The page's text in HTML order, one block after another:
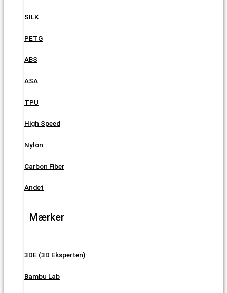
SILK
PETG
ABS
ASA
TPU
High Speed
Nylon
Carbon Fiber
Andet
Mærker
3DE (3D Eksperten)
Bambu Lab